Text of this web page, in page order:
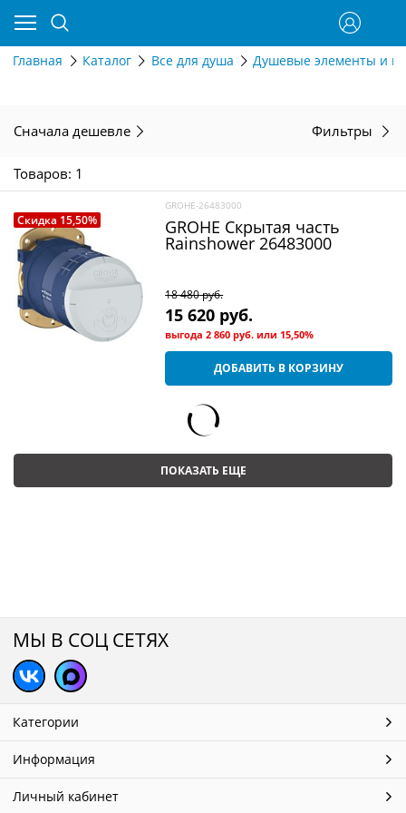
Главная Каталог Все для душа Душевые элементы и
Сначала дешевле Фильтры
Товаров: 1
Скидка 15,50%
GROHE-26483000
GROHE Скрытая часть
Rainshower 26483000
18 480 руб.
15 620 руб.
выгода2 860 руб. или 15,50%
ДОБАВИТЬ В КОРЗИНУ
ПОКАЗАТЬ ЕЩЕ
МЫ В СОЦ СЕТЯХ
Категории
Информация
Личный кабинет